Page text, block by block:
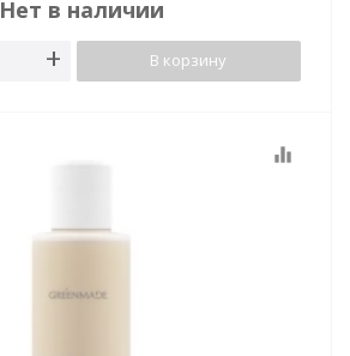
Нет в наличии
В корзину
equalizer